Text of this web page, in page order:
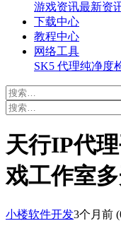
游戏资讯最新资
下载中心
教程中心
网络工具
SK5 代理纯净度
天行IP代
戏工作室
小楼软件开发3个月前